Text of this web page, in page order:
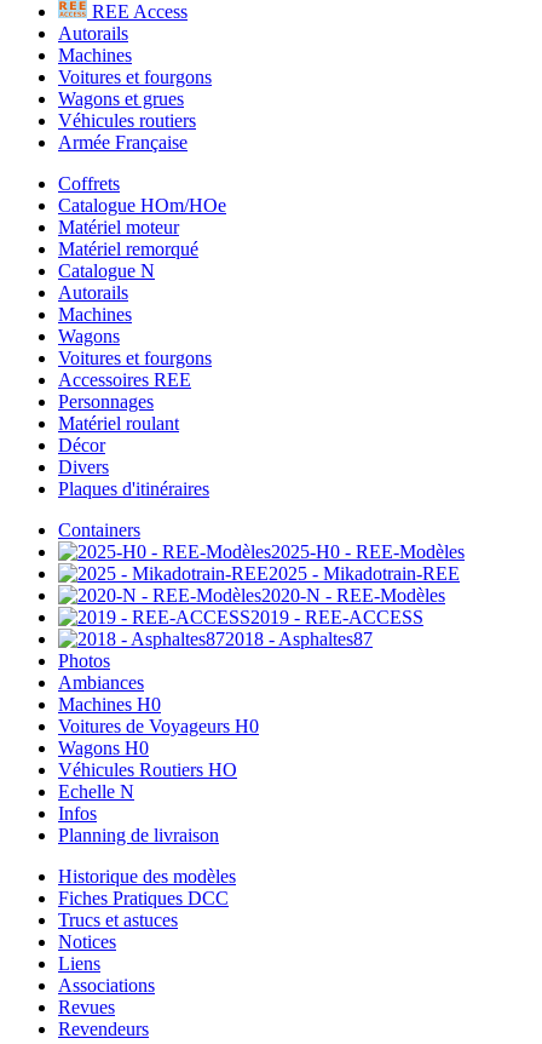
REE Access
Autorails
Machines
Voitures et fourgons
Wagons et grues
Véhicules routiers
Armée Française
Coffrets
Catalogue HOm/HOe
Matériel moteur
Matériel remorqué
Catalogue N
Autorails
Machines
Wagons
Voitures et fourgons
Accessoires REE
Personnages
Matériel roulant
Décor
Divers
Plaques d'itinéraires
Containers
2025-H0 - REE-Modèles
2025 - Mikadotrain-REE
2020-N - REE-Modèles
2019 - REE-ACCESS
2018 - Asphaltes87
Photos
Ambiances
Machines H0
Voitures de Voyageurs H0
Wagons H0
Véhicules Routiers HO
Echelle N
Infos
Planning de livraison
Historique des modèles
Fiches Pratiques DCC
Trucs et astuces
Notices
Liens
Associations
Revues
Revendeurs